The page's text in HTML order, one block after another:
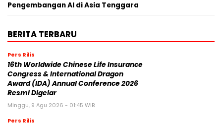
Pengembangan AI di Asia Tenggara
BERITA TERBARU
Pers Rilis
16th Worldwide Chinese Life Insurance
Congress & International Dragon
Award (IDA) Annual Conference 2026
Resmi Digelar
Minggu, 9 Agu 2026 - 01:45 WIB
Pers Rilis